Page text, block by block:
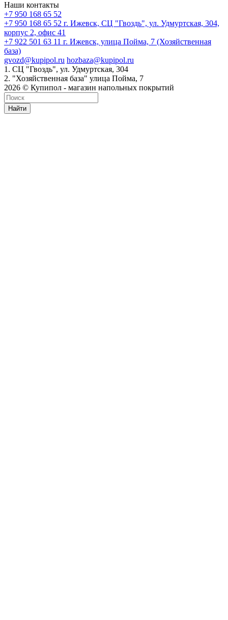
Наши контакты
+7 950 168 65 52
+7 950 168 65 52 г. Ижевск, СЦ "Гвоздь", ул. Удмуртская, 304,
корпус 2, офис 41
+7 922 501 63 11 г. Ижевск, улица Пойма, 7 (Хозяйственная
база)
gvozd@kupipol.ru hozbaza@kupipol.ru
1. СЦ "Гвоздь", ул. Удмуртская, 304
2. "Хозяйственная база" улица Пойма, 7
2026 © Купипол - магазин напольных покрытий
Найти